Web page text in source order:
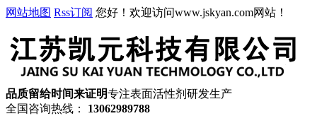
网站地图 Rss订阅 您好！欢迎访问www.jskyan.com网站！
品质留给时间来证明专注表面活性剂研发生产
全国咨询热线：
13062989788